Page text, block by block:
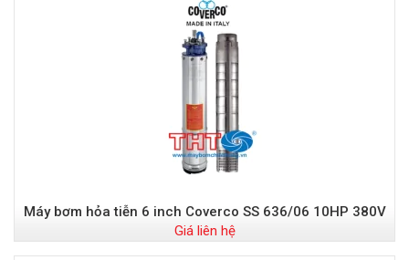
Máy bơm hỏa tiễn 6 inch Coverco SS 636/06 10HP 380V
Giá liên hệ